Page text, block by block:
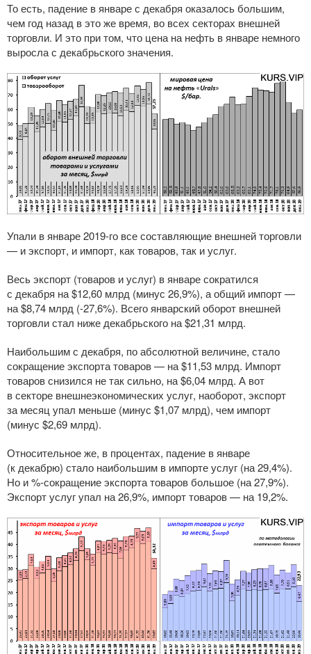
То есть, падение в январе с декабря оказалось большим,
чем год назад в это же время, во всех секторах внешней
торговли. И это при том, что цена на нефть в январе немного
выросла с декабрьского значения.
Упали в январе2019-го все составляющие внешней торговли
— и экспорт, и импорт, как товаров, так и услуг.
Весь экспорт (товаров и услуг) в январе сократился
с декабря на $12,60 млрд (минус 26,9%), а общий импорт —
на $8,74 млрд (-27,6%). Всего январский оборот внешней
торговли стал ниже декабрьского на $21,31 млрд.
Наибольшим с декабря, по абсолютной величине, стало
сокращение экспорта товаров — на $11,53 млрд. Импорт
товаров снизился не так сильно, на $6,04 млрд. А вот
в секторе внешнеэкономических услуг, наоборот, экспорт
за месяц упал меньше (минус $1,07 млрд), чем импорт
(минус $2,69 млрд).
Относительное же, в процентах, падение в январе
(к декабрю) стало наибольшим в импорте услуг (на 29,4%).
Но и %-сокращение экспорта товаров большое (на 27,9%).
Экспорт услуг упал на 26,9%, импорт товаров — на 19,2%.